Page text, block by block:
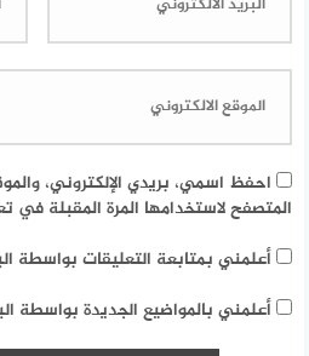
احفظ اسمي، بريدي الإلكتروني،
المتصفح لاستخدامها المرة المقبلة في
أعلمني بمتابعة التعليقات بواسطة
أعلمني بالمواضيع الجديدة بواسطة